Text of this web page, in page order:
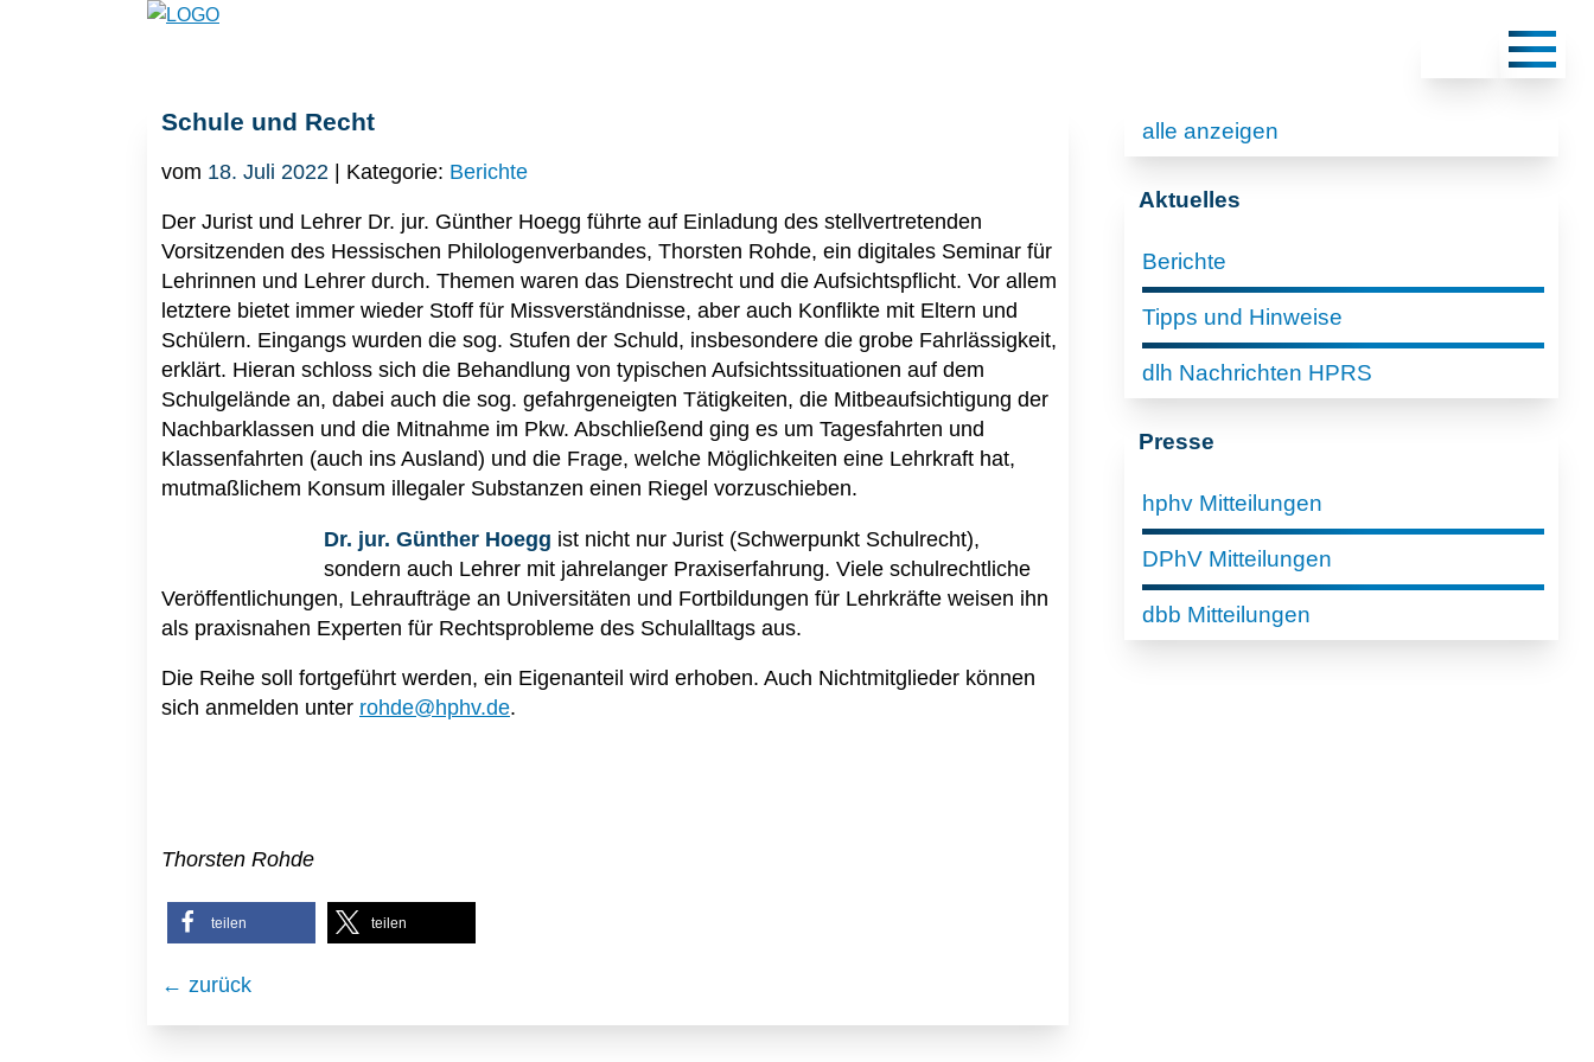
Schule und Recht
vom 18. Juli 2022 | Kategorie: Berichte
Der Jurist und Lehrer Dr. jur. Günther Hoegg führte auf Einladung des stellvertretenden
Vorsitzenden des Hessischen Philologenverbandes, Thorsten Rohde, ein digitales Seminar für
Lehrinnen und Lehrer durch. Themen waren das Dienstrecht und die Aufsichtspflicht. Vor allem
letztere bietet immer wieder Stoff für Missverständnisse, aber auch Konflikte mit Eltern und
Schülern. Eingangs wurden die sog. Stufen der Schuld, insbesondere die grobe Fahrlässigkeit,
erklärt. Hieran schloss sich die Behandlung von typischen Aufsichtssituationen auf dem
Schulgelände an, dabei auch die sog. gefahrgeneigten Tätigkeiten, die Mitbeaufsichtigung der
Nachbarklassen und die Mitnahme im Pkw. Abschließend ging es um Tagesfahrten und
Klassenfahrten (auch ins Ausland) und die Frage, welche Möglichkeiten eine Lehrkraft hat,
mutmaßlichem Konsum illegaler Substanzen einen Riegel vorzuschieben.
Dr. jur. Günther Hoegg ist nicht nur Jurist (Schwerpunkt Schulrecht),
sondern auch Lehrer mit jahrelanger Praxiserfahrung. Viele schulrechtliche
Veröffentlichungen, Lehraufträge an Universitäten und Fortbildungen für Lehrkräfte weisen ihn
als praxisnahen Experten für Rechtsprobleme des Schulalltags aus.
Die Reihe soll fortgeführt werden, ein Eigenanteil wird erhoben. Auch Nichtmitglieder können
sich anmelden unter rohde@hphv.de.
Thorsten Rohde
teilen teilen
← zurück
alle anzeigen
Aktuelles
Berichte
Tipps und Hinweise
dlh Nachrichten HPRS
Presse
hphv Mitteilungen
DPhV Mitteilungen
dbb Mitteilungen